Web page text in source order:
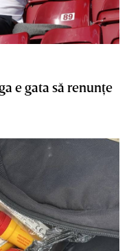
e gata să renunţe